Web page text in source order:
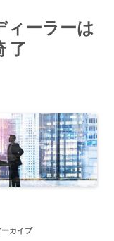
ィーラーは
了
ーカイブ